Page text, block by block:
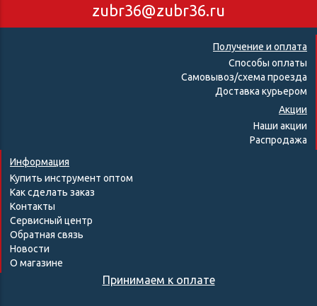
zubr36@zubr36.ru
Получение и оплата
Способы оплаты
Самовывоз/схема проезда
Доставка курьером
Акции
Наши акции
Распродажа
Информация
Купить инструмент оптом
Как сделать заказ
Контакты
Сервисный центр
Обратная связь
Новости
О магазине
Принимаем к оплате